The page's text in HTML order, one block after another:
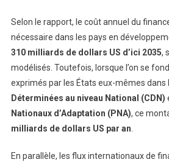
Selon le rapport, le coût annuel du
nécessaire dans les pays en
310 milliards de dollars US d’ici 2035,
modélisés. Toutefois, lorsque l’on se
exprimés par les États eux-mêmes dans
Déterminées au niveau National (CDN)
Nationaux d’Adaptation (PNA), ce
milliards de dollars US par an
En parallèle, les flux internationaux de